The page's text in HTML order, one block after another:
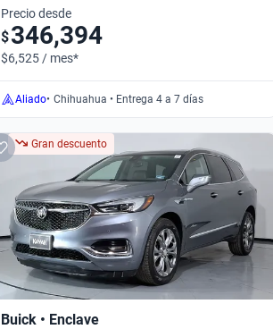
Precio desde
$346,394
$6,525 / mes*
Aliado• Chihuahua • Entrega 4 a 7 días
Gran descuento
Buick • Enclave